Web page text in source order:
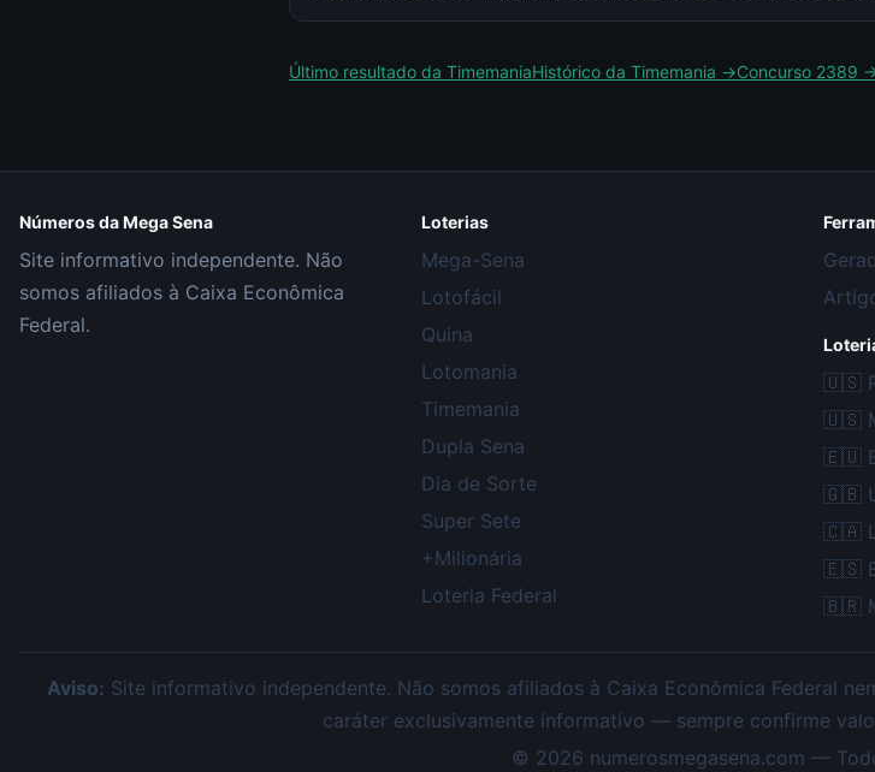
Último resultado da TimemaniaHistórico da Timemania →Concurso 2389
Números da Mega Sena
Site informativo independente. Não
somos afiliados à Caixa Econômica
Federal.
Loterias
Mega-Sena
Lotofácil
Quina
Lotomania
Timemania
Dupla Sena
Dia de Sorte
Super Sete
+Milionária
Loteria Federal
🇺🇸
🇺🇸
🇪🇺
🇬🇧
🇨🇦
🇪🇸
🇧🇷
Aviso: Site informativo independente. Não somos afiliados à Caixa Econômica Federal
caráter exclusivamente informativo — sempre confirme
© 2026 numerosmegasena.com —